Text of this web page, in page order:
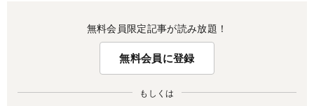
無料会員限定記事が読み放題！
無料会員に登録
もしくは